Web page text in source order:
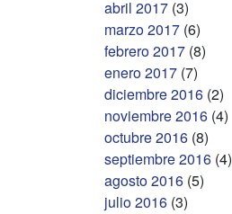
abril 2017 (3)
marzo 2017 (6)
febrero 2017 (8)
enero 2017 (7)
diciembre 2016 (2)
noviembre 2016 (4)
octubre 2016 (8)
septiembre 2016 (4)
agosto 2016 (5)
julio 2016 (3)